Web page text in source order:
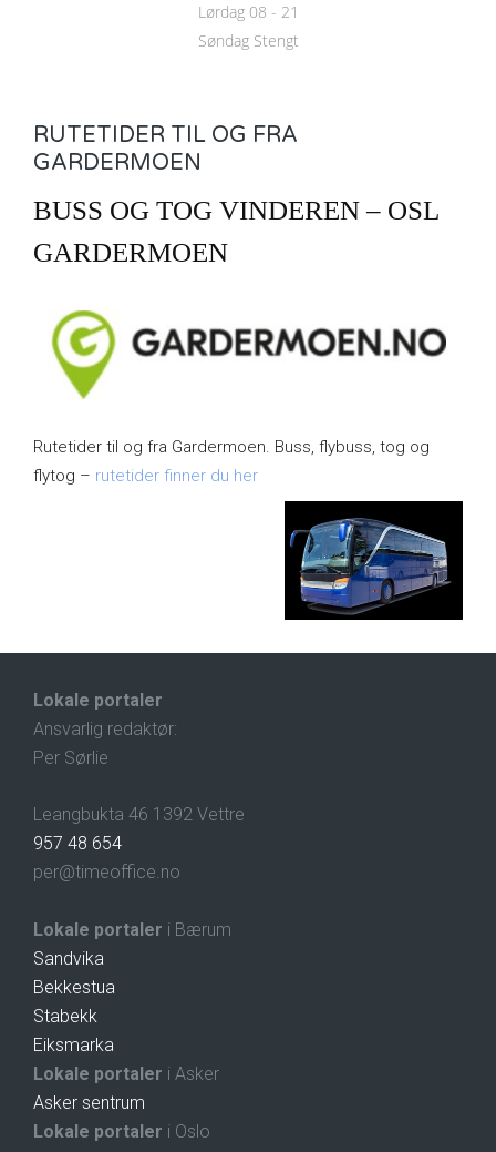
Lørdag 08 - 21
Søndag Stengt
RUTETIDER TIL OG FRA
GARDERMOEN
BUSS OG TOG VINDEREN – OSL
GARDERMOEN
Rutetider til og fra Gardermoen. Buss, flybuss, tog og
flytog – rutetider finner du her
Lokale portaler
Ansvarlig redaktør:
Per Sørlie
Leangbukta 46 1392 Vettre
957 48 654
per@timeoffice.no
Lokale portaler i Bærum
Sandvika
Bekkestua
Stabekk
Eiksmarka
Lokale portaler i Asker
Asker sentrum
Lokale portaler i Oslo